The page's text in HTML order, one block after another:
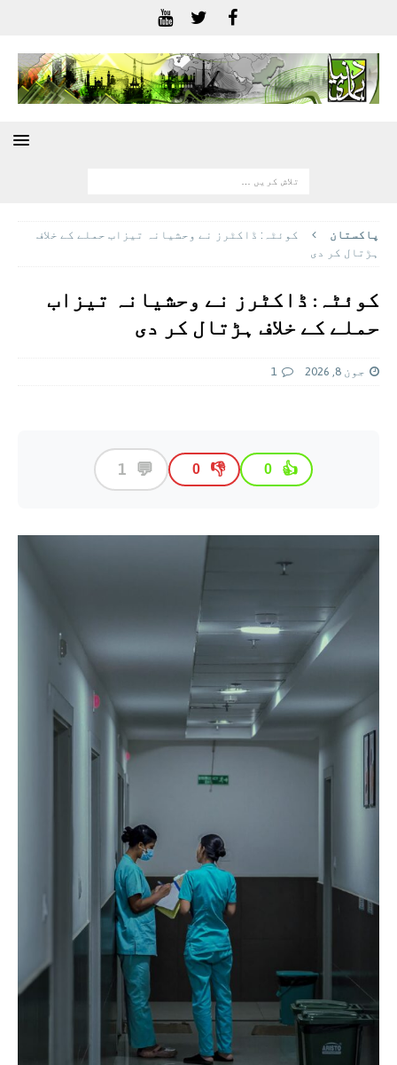
پاکستان
کوئٹہ: ڈاکٹرز نے وحشیانہ تیزاب حملے کے خلاف
ہڑتال کر دی
کوئٹہ: ڈاکٹرز نے وحشیانہ تیزاب
حملے کے خلاف ہڑتال کر دی
جون 8, 2026 1
👍
0
👎
0
💬
1